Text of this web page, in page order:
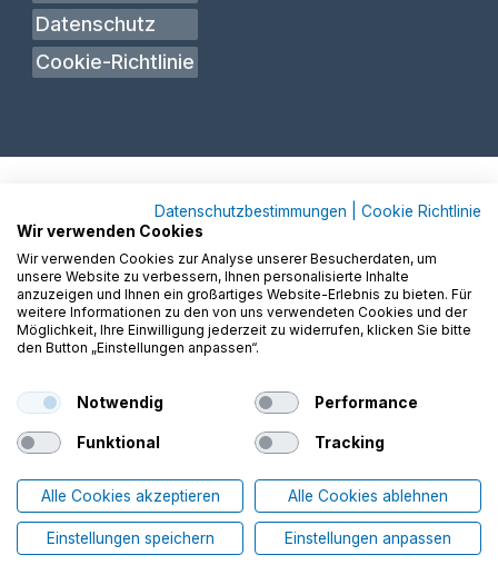
Datenschutz
Cookie-Richtlinie
Datenschutzbestimmungen
Cookie Richtlinie
Wir verwenden Cookies
Wir verwenden Cookies zur Analyse unserer Besucherdaten, um
unsere Website zu verbessern, Ihnen personalisierte Inhalte
anzuzeigen und Ihnen ein großartiges Website-Erlebnis zu bieten. Für
weitere Informationen zu den von uns verwendeten Cookies und der
Möglichkeit, Ihre Einwilligung jederzeit zu widerrufen, klicken Sie bitte
den Button „Einstellungen anpassen“.
Notwendig Performance
Funktional Tracking
Alle Cookies akzeptieren Alle Cookies ablehnen
Einstellungen speichern Einstellungen anpassen